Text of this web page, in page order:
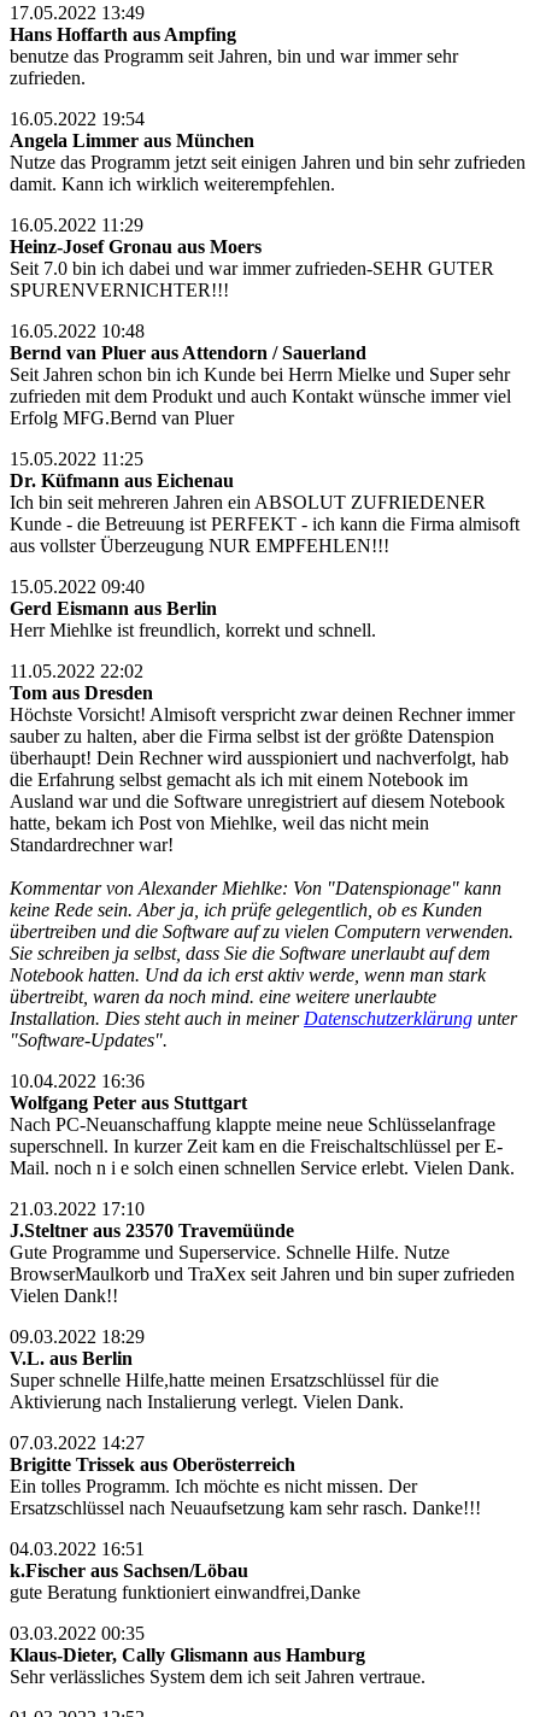
17.05.2022 13:49
Hans Hoffarth aus Ampfing
benutze das Programm seit Jahren, bin und war immer sehr
zufrieden.
16.05.2022 19:54
Angela Limmer aus München
Nutze das Programm jetzt seit einigen Jahren und bin sehr zufrieden
damit. Kann ich wirklich weiterempfehlen.
16.05.2022 11:29
Heinz-Josef Gronau aus Moers
Seit 7.0 bin ich dabei und war immer zufrieden-SEHR GUTER
SPURENVERNICHTER!!!
16.05.2022 10:48
Bernd van Pluer aus Attendorn / Sauerland
Seit Jahren schon bin ich Kunde bei Herrn Mielke und Super sehr
zufrieden mit dem Produkt und auch Kontakt wünsche immer viel
Erfolg MFG.Bernd van Pluer
15.05.2022 11:25
Dr. Küfmann aus Eichenau
Ich bin seit mehreren Jahren ein ABSOLUT ZUFRIEDENER
Kunde - die Betreuung ist PERFEKT - ich kann die Firma almisoft
aus vollster Überzeugung NUR EMPFEHLEN!!!
15.05.2022 09:40
Gerd Eismann aus Berlin
Herr Miehlke ist freundlich, korrekt und schnell.
11.05.2022 22:02
Tom aus Dresden
Höchste Vorsicht! Almisoft verspricht zwar deinen Rechner immer
sauber zu halten, aber die Firma selbst ist der größte Datenspion
überhaupt! Dein Rechner wird ausspioniert und nachverfolgt, hab
die Erfahrung selbst gemacht als ich mit einem Notebook im
Ausland war und die Software unregistriert auf diesem Notebook
hatte, bekam ich Post von Miehlke, weil das nicht mein
Standardrechner war!
Kommentar von Alexander Miehlke: Von "Datenspionage" kann
keine Rede sein. Aber ja, ich prüfe gelegentlich, ob es Kunden
übertreiben und die Software auf zu vielen Computern verwenden.
Sie schreiben ja selbst, dass Sie die Software unerlaubt auf dem
Notebook hatten. Und da ich erst aktiv werde, wenn man stark
übertreibt, waren da noch mind. eine weitere unerlaubte
Installation. Dies steht auch in meiner Datenschutzerklärung unter
"Software-Updates".
10.04.2022 16:36
Wolfgang Peter aus Stuttgart
Nach PC-Neuanschaffung klappte meine neue Schlüsselanfrage
superschnell. In kurzer Zeit kam en die Freischaltschlüssel per E-
Mail. noch n i e solch einen schnellen Service erlebt. Vielen Dank.
21.03.2022 17:10
J.Steltner aus 23570 Travemüünde
Gute Programme und Superservice. Schnelle Hilfe. Nutze
BrowserMaulkorb und TraXex seit Jahren und bin super zufrieden
Vielen Dank!!
09.03.2022 18:29
V.L. aus Berlin
Super schnelle Hilfe,hatte meinen Ersatzschlüssel für die
Aktivierung nach Instalierung verlegt. Vielen Dank.
07.03.2022 14:27
Brigitte Trissek aus Oberösterreich
Ein tolles Programm. Ich möchte es nicht missen. Der
Ersatzschlüssel nach Neuaufsetzung kam sehr rasch. Danke!!!
04.03.2022 16:51
k.Fischer aus Sachsen/Löbau
gute Beratung funktioniert einwandfrei,Danke
03.03.2022 00:35
Klaus-Dieter, Cally Glismann aus Hamburg
Sehr verlässliches System dem ich seit Jahren vertraue.